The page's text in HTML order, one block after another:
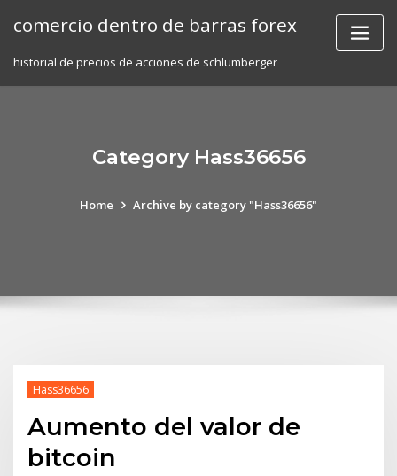
comercio dentro de barras forex
historial de precios de acciones de schlumberger
Category Hass36656
Home Archive by category "Hass36656"
Hass36656
Aumento del valor de
bitcoin